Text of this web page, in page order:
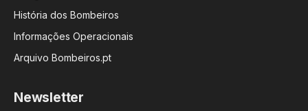
História dos Bombeiros
Informações Operacionais
Arquivo Bombeiros.pt
Newsletter